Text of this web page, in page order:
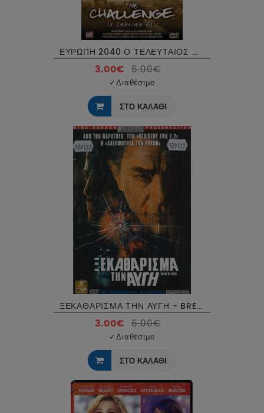
ΕΥΡΩΠΗ 2040 Ο ΤΕΛΕΥΤΑΙΟΣ ΜΑΘΗΤΗΣ - THE CHALLENGE DVD USED
3.00€ 6.00€
✓Διαθέσιμο
ΣΤΟ ΚΑΛΑΘΙ
ΞΕΚΑΘΑΡΙΣΜΑ ΤΗΝ ΑΥΓΗ - BREAK OF DAWN DVD USED
3.00€ 6.00€
✓Διαθέσιμο
ΣΤΟ ΚΑΛΑΘΙ